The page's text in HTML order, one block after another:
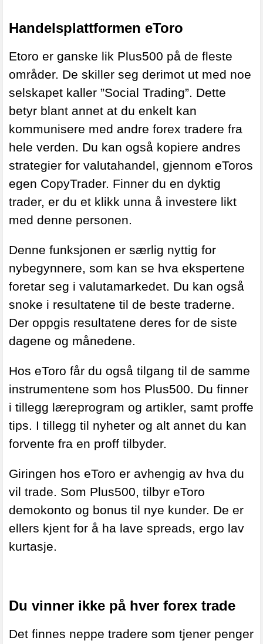
Handelsplattformen eToro
Etoro er ganske lik Plus500 på de fleste
områder. De skiller seg derimot ut med noe
selskapet kaller ”Social Trading”. Dette
betyr blant annet at du enkelt kan
kommunisere med andre forex tradere fra
hele verden. Du kan også kopiere andres
strategier for valutahandel, gjennom eToros
egen CopyTrader. Finner du en dyktig
trader, er du et klikk unna å investere likt
med denne personen.
Denne funksjonen er særlig nyttig for
nybegynnere, som kan se hva ekspertene
foretar seg i valutamarkedet. Du kan også
snoke i resultatene til de beste traderne.
Der oppgis resultatene deres for de siste
dagene og månedene.
Hos eToro får du også tilgang til de samme
instrumentene som hos Plus500. Du finner
i tillegg læreprogram og artikler, samt proffe
tips. I tillegg til nyheter og alt annet du kan
forvente fra en proff tilbyder.
Giringen hos eToro er avhengig av hva du
vil trade. Som Plus500, tilbyr eToro
demokonto og bonus til nye kunder. De er
ellers kjent for å ha lave spreads, ergo lav
kurtasje.
Du vinner ikke på hver forex trade
Det finnes neppe tradere som tjener penger